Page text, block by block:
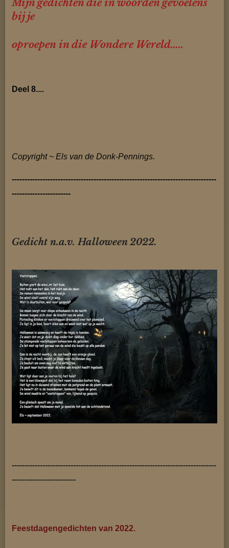
bij je
oproepen in die Wondere Wereld.....
Deel 8....
Copyright ~ Els van de Donk-Pennings.
--------------------------------------------------------------------------------
-----------------------
Gedicht n.a.v. Halloween 2022.
--------------------------------------------------------------------------------
-------------------------
Feestdagengedichten van 2022.